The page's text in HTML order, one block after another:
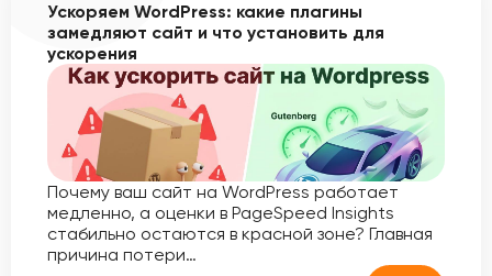
Ускоряем WordPress: какие плагины
замедляют сайт и что установить для
ускорения
Почему ваш сайт на WordPress работает
медленно, а оценки в PageSpeed Insights
стабильно остаются в красной зоне? Главная
причина потери…